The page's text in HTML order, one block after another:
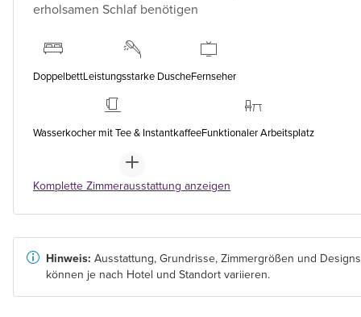
erholsamen Schlaf benötigen
DoppelbettLeistungsstarke DuscheFernseher
Wasserkocher mit Tee & InstantkaffeeFunktionaler Arbeitsplatz
Komplette Zimmerausstattung anzeigen
Hinweis: Ausstattung, Grundrisse, Zimmergrößen und Designs
können je nach Hotel und Standort variieren.